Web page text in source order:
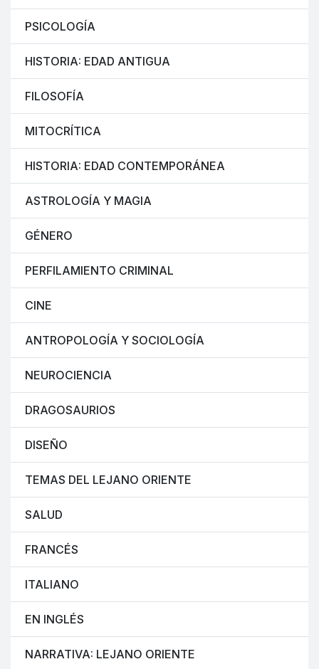
PSICOLOGÍA
HISTORIA: EDAD ANTIGUA
FILOSOFÍA
MITOCRÍTICA
HISTORIA: EDAD CONTEMPORÁNEA
ASTROLOGÍA Y MAGIA
GÉNERO
PERFILAMIENTO CRIMINAL
CINE
ANTROPOLOGÍA Y SOCIOLOGÍA
NEUROCIENCIA
DRAGOSAURIOS
DISEÑO
TEMAS DEL LEJANO ORIENTE
SALUD
FRANCÉS
ITALIANO
EN INGLÉS
NARRATIVA: LEJANO ORIENTE